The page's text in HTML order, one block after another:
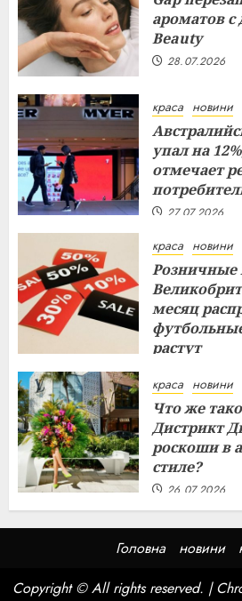
ароматов
Beauty
28.07.2026
краса новини
упал на
отмечает
27.07.2026
краса новини
Розничные
месяц
растут
краса новини
Что же
Дистрикт
роскоши в
стиле?
26.07.2026
Головна новини
Copyright © All rights reserved. |